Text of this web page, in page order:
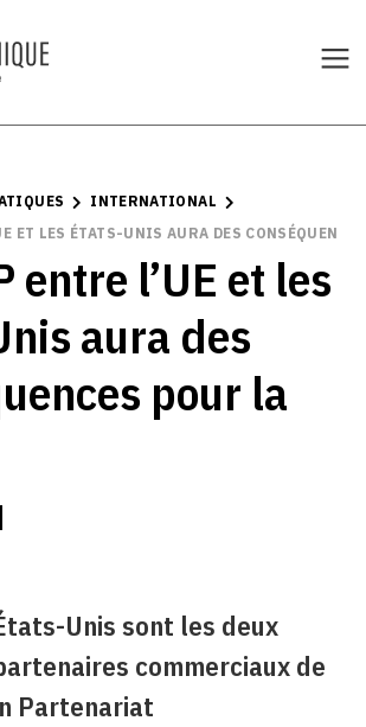
INTERNATIONAL
ET LES ÉTATS-UNIS AURA DES
entre l’UE et les
aura des
pour la
Unis sont les deux
commerciaux de
Partenariat